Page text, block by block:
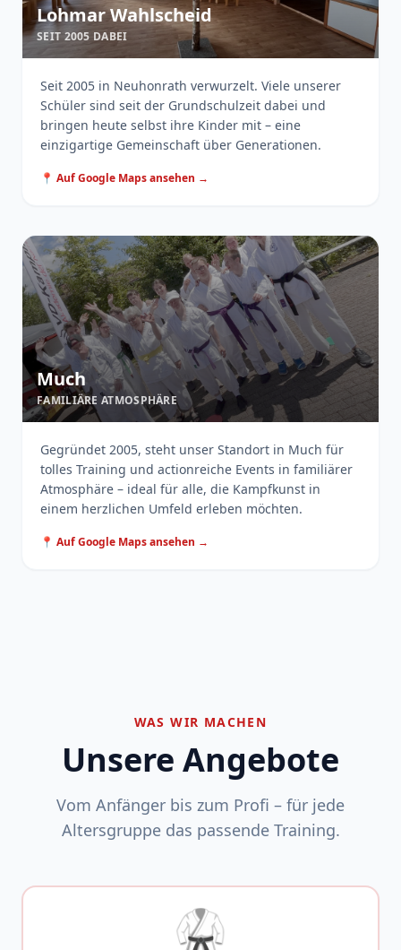
Lohmar Wahlscheid
SEIT 2005 DABEI
Seit 2005 in Neuhonrath verwurzelt. Viele unserer
Schüler sind seit der Grundschulzeit dabei und
bringen heute selbst ihre Kinder mit – eine
einzigartige Gemeinschaft über Generationen.
📍 Auf Google Maps ansehen →
Much
FAMILIÄRE ATMOSPHÄRE
Gegründet 2005, steht unser Standort in Much für
tolles Training und actionreiche Events in familiärer
Atmosphäre – ideal für alle, die Kampfkunst in
einem herzlichen Umfeld erleben möchten.
📍 Auf Google Maps ansehen →
WAS WIR MACHEN
Unsere Angebote
Vom Anfänger bis zum Profi – für jede
Altersgruppe das passende Training.
🥋